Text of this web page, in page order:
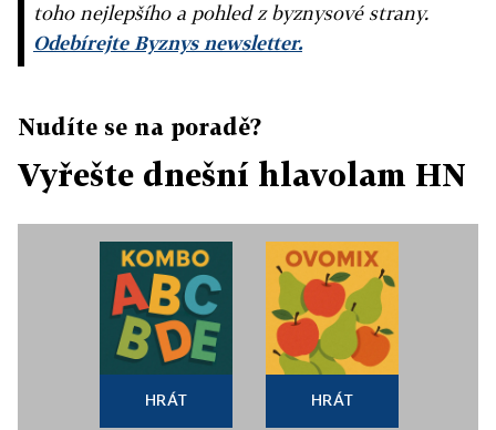
toho nejlepšího a pohled z byznysové strany.
Odebírejte Byznys newsletter.
Nudíte se na poradě?
Vyřešte dnešní hlavolam HN
HRÁT HRÁT